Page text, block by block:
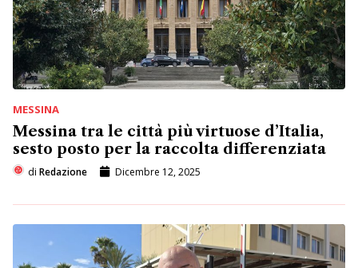
MESSINA
Messina tra le città più virtuose d’Italia,
sesto posto per la raccolta differenziata
di Redazione Dicembre 12, 2025